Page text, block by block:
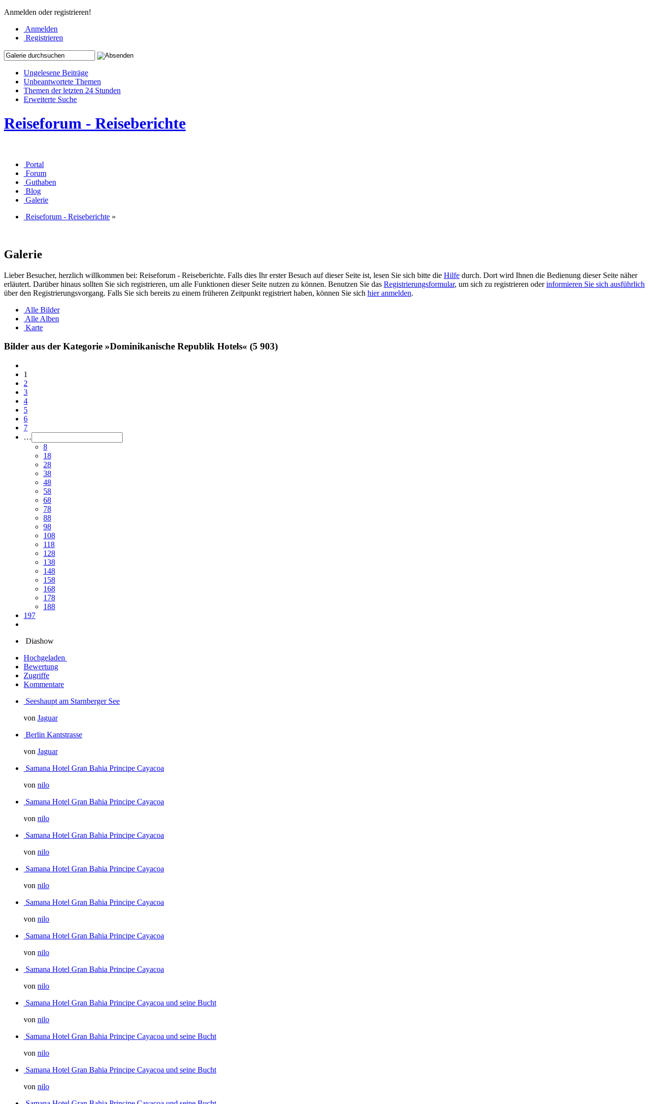
Anmelden oder registrieren!
Anmelden
Registrieren
Ungelesene Beiträge
Unbeantwortete Themen
Themen der letzten 24 Stunden
Erweiterte Suche
Reiseforum - Reiseberichte
Portal
Forum
Guthaben
Blog
Galerie
Reiseforum - Reiseberichte »
Galerie
Lieber Besucher, herzlich willkommen bei: Reiseforum - Reiseberichte. Falls dies Ihr erster Besuch auf dieser Seite ist, lesen Sie sich bitte die Hilfe durch. Dort wird Ihnen die Bedienung dieser Seite näher
erläutert. Darüber hinaus sollten Sie sich registrieren, um alle Funktionen dieser Seite nutzen zu können. Benutzen Sie das Registrierungsformular, um sich zu registrieren oderinformieren Sie sich ausführlich
über den Registrierungsvorgang. Falls Sie sich bereits zu einem früheren Zeitpunkt registriert haben, können Sie sich hier anmelden.
Alle Bilder
Alle Alben
Karte
Bilder aus der Kategorie »Dominikanische Republik Hotels« (5 903)
1
2
3
4
5
6
7
…
8
18
28
38
48
58
68
78
88
98
108
118
128
138
148
158
168
178
188
197
Diashow
Hochgeladen
Bewertung
Zugriffe
Kommentare
Seeshaupt am Starnberger See
von Jaguar
Berlin Kantstrasse
von Jaguar
Samana Hotel Gran Bahia Principe Cayacoa
von nilo
Samana Hotel Gran Bahia Principe Cayacoa
von nilo
Samana Hotel Gran Bahia Principe Cayacoa
von nilo
Samana Hotel Gran Bahia Principe Cayacoa
von nilo
Samana Hotel Gran Bahia Principe Cayacoa
von nilo
Samana Hotel Gran Bahia Principe Cayacoa
von nilo
Samana Hotel Gran Bahia Principe Cayacoa
von nilo
Samana Hotel Gran Bahia Principe Cayacoa und seine Bucht
von nilo
Samana Hotel Gran Bahia Principe Cayacoa und seine Bucht
von nilo
Samana Hotel Gran Bahia Principe Cayacoa und seine Bucht
von nilo